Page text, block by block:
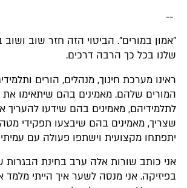
--
"אמון במורים". הביטוי הזה חזר שוב
שלנו בכל כך הרבה דרכים.
ראינו מערכת חינוך, מנהלים, הורים
המורים שלהם. מאמינים בהם שיתאימו
לתלמידיהם, מאמינים בהם שידעו להעריך
שצריך, מאמינים בהם שיבצעו תפקידי מטה,
יתפתחו מקצועית וישתפו פעולה עם
אני כותב שורות אלה ערב בחינת הבגרות
בפיזיקה. אני מנסה לשער איך הייתי